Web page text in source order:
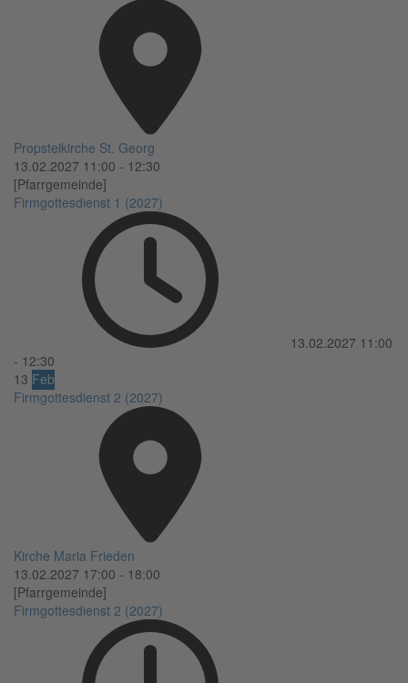
Propsteikirche St. Georg
13.02.2027 11:00 - 12:30
[Pfarrgemeinde]
Firmgottesdienst 1 (2027)
13.02.2027 11:00
- 12:30
13 Feb
Firmgottesdienst 2 (2027)
Kirche Maria Frieden
13.02.2027 17:00 - 18:00
[Pfarrgemeinde]
Firmgottesdienst 2 (2027)